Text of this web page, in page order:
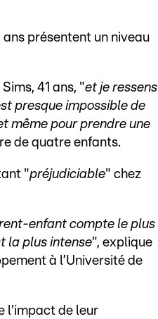
présentent un niveau
41 ans, "et je ressens
presque impossible de
même pour prendre une
de quatre enfants.
"préjudiciable" chez
enfant compte le plus
la plus intense", explique
à l’Université de
l'impact de leur